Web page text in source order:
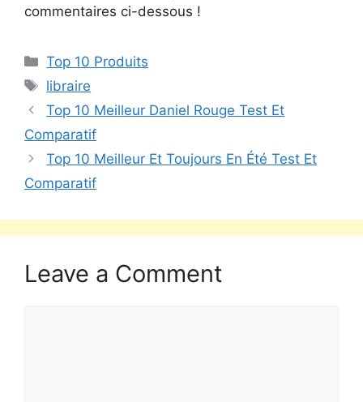
commentaires ci-dessous !
Top 10 Produits
libraire
Top 10 Meilleur Daniel Rouge Test Et
Comparatif
Top 10 Meilleur Et Toujours En Été Test Et
Comparatif
Leave a Comment